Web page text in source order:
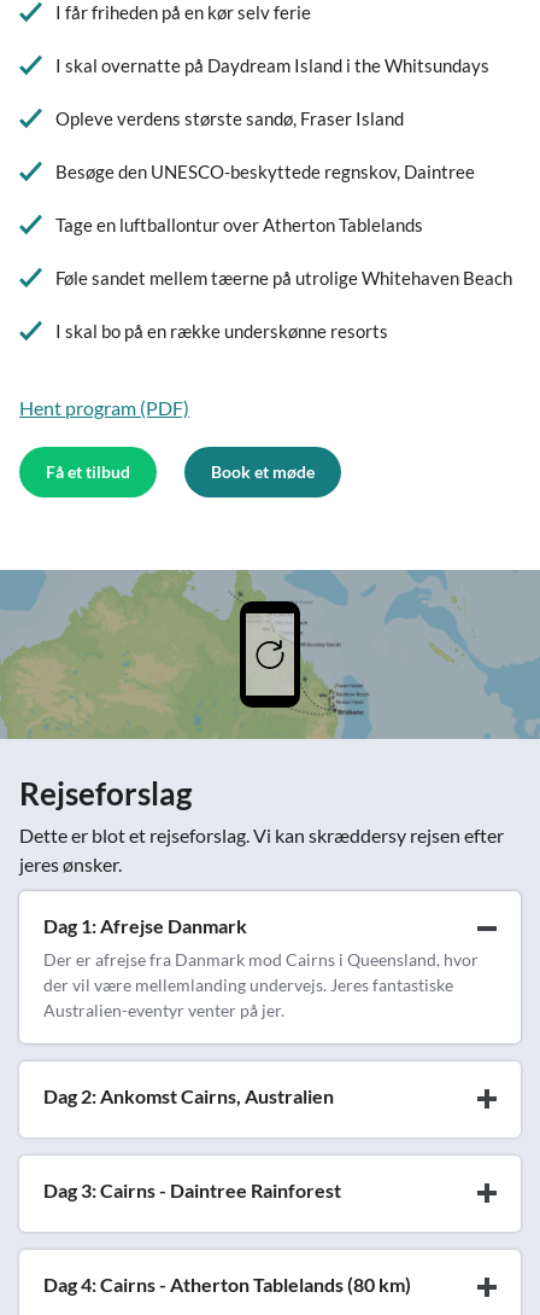
I får friheden på en kør selv ferie
I skal overnatte på Daydream Island i the Whitsundays
Opleve verdens største sandø, Fraser Island
Besøge den UNESCO-beskyttede regnskov, Daintree
Tage en luftballontur over Atherton Tablelands
Føle sandet mellem tæerne på utrolige Whitehaven Beach
I skal bo på en række underskønne resorts
Hent program (PDF)
Få et tilbud Book et møde
Rejseforslag
Dette er blot et rejseforslag. Vi kan skræddersy rejsen efter
jeres ønsker.
Dag 1: Afrejse Danmark
Der er afrejse fra Danmark mod Cairns i Queensland, hvor
der vil være mellemlanding undervejs. Jeres fantastiske
Australien-eventyr venter på jer.
Dag 2: Ankomst Cairns, Australien
Dag 3: Cairns - Daintree Rainforest
Dag 4: Cairns - Atherton Tablelands (80 km)